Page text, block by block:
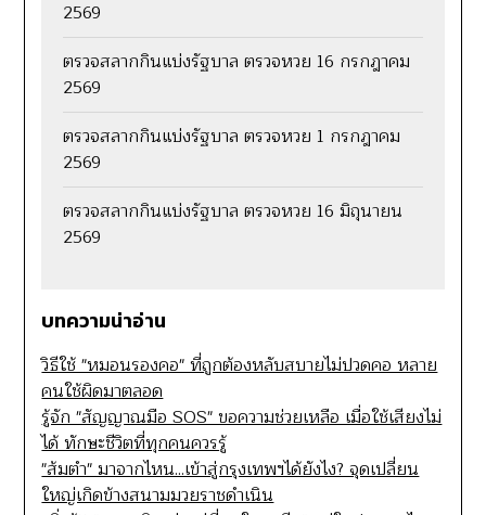
2569
ตรวจสลากกินแบ่งรัฐบาล ตรวจหวย 16 กรกฎาคม
2569
ตรวจสลากกินแบ่งรัฐบาล ตรวจหวย 1 กรกฎาคม
2569
ตรวจสลากกินแบ่งรัฐบาล ตรวจหวย 16 มิถุนายน
2569
บทความน่าอ่าน
วิธีใช้ "หมอนรองคอ" ที่ถูกต้องหลับสบายไม่ปวดคอ หลาย
คนใช้ผิดมาตลอด
รู้จัก "สัญญาณมือ SOS" ขอความช่วยเหลือ เมื่อใช้เสียงไม่
ได้ ทักษะชีวิตที่ทุกคนควรรู้
"ส้มตำ" มาจากไหน...เข้าสู่กรุงเทพฯได้ยังไง? จุดเปลี่ยน
ใหญ่เกิดข้างสนามมวยราชดำเนิน